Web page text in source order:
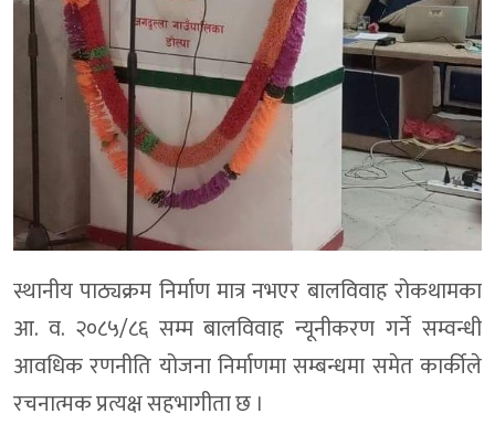
स्थानीय पाठ्यक्रम निर्माण मात्र नभएर बालविवाह रोकथामका
आ. व. २०८५/८६ सम्म बालविवाह न्यूनीकरण गर्ने सम्वन्धी
आवधिक रणनीति योजना निर्माणमा सम्बन्धमा समेत कार्कीले
रचनात्मक प्रत्यक्ष सहभागीता छ ।